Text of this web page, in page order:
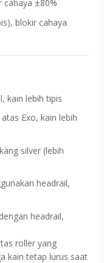
cahaya ±80%
blokir cahaya
kain lebih tipis
Exo, kain lebih
silver (lebih
headrail,
headrail,
roller yang
kain tetap lurus saat